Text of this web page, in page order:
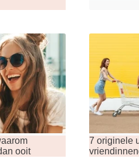
ooit
7 originele